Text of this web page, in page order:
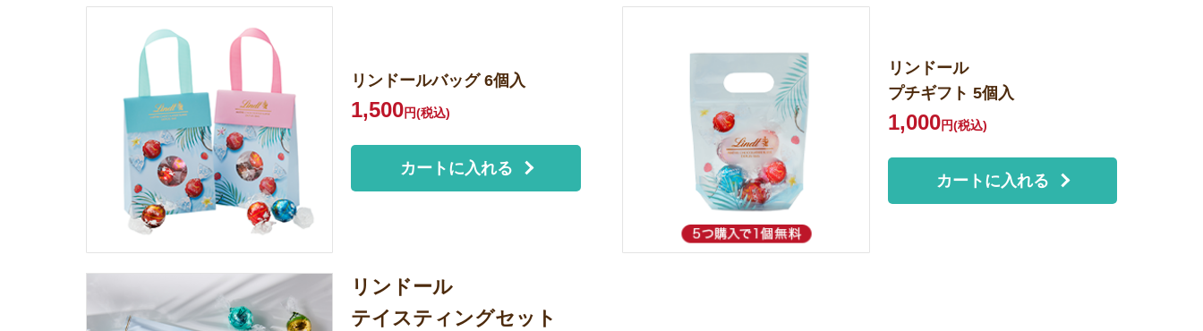
リンドールバッグ6個入
1,500円(税込)
カートに入れる
リンドール
プチギフト 5個入
1,000円(税込)
カートに入れる
リンドール
テイスティングセット